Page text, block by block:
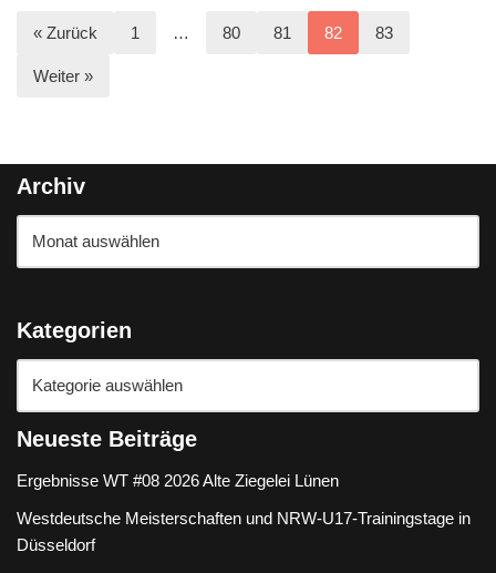
« Zurück 1 … 80 81 82 83
Weiter »
Archiv
Kategorien
Neueste Beiträge
Ergebnisse WT #08 2026 Alte Ziegelei Lünen
Westdeutsche Meisterschaften und NRW-U17-Trainingstage in
Düsseldorf